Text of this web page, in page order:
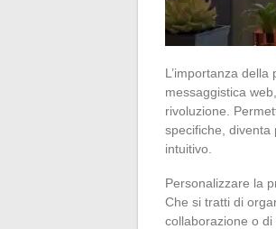
L’importanza
messaggistica
rivoluzione.
specifiche, diventa
intuitivo.
Personalizzare la
Che si tratti di
collaborazione o